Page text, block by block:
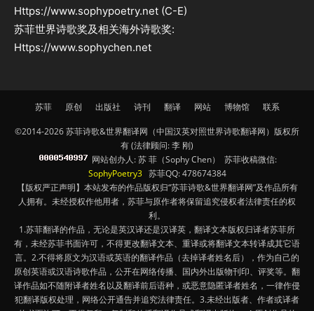
Https://www.sophypoetry.net (C-E)
苏菲世界诗歌奖及相关海外诗歌奖:
Https://www.sophychen.net
苏菲 原创 出版社 诗刊 翻译 网站 博物馆 联系
©2014-2026 苏菲诗歌&世界翻译网（中国汉英对照世界诗歌翻译网）版权所
有 (法律顾问: 李 刚)
网站创办人: 苏 菲（Sophy Chen） 苏菲收稿微信:
SophyPoetry3苏菲QQ: 478674384
【版权严正声明】本站发布的作品版权归“苏菲诗歌&世界翻译网”及作品所有
人拥有。未经授权作他用者，苏菲与原作者将保留追究侵权者法律责任的权
利。
1.苏菲翻译的作品，无论是英汉译还是汉译英，翻译文本版权归译者苏菲所
有，未经苏菲书面许可，不得更改翻译文本、重译或将翻译文本转译成其它语
言。2.不得将原文为汉语或英语的翻译作品（去掉译者姓名后），作为自己的
原创英语或汉语诗歌作品，公开在网络传播、国内外出版物刊印、评奖等。翻
译作品如不随附译者姓名以及翻译前后语种，或恶意隐匿译者姓名，一律作侵
犯翻译版权处理，网络公开通告并追究法律责任。3.未经出版者、作者或译者